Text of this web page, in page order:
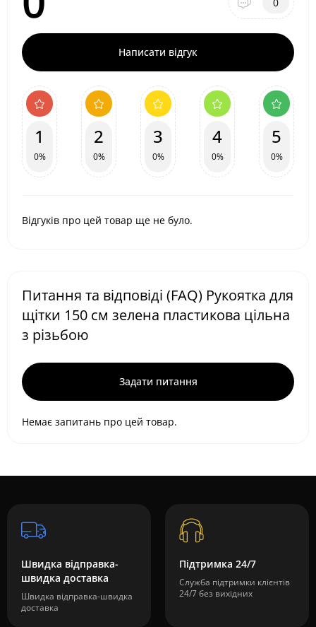
Написати відгук
1
0%
2
0%
3
0%
4
0%
5
0%
Відгуків про цей товар ще не було.
Питання та відповіді (FAQ) Рукоятка для
щітки 150 см зелена пластикова цільна
з різьбою
Задати питання
Немає запитань про цей товар.
Швидка відправка-
швидка доставка
Швидка відправка-швидка
доставка
Підтримка 24/7
Служба підтримки клієнтів
24/7 без вихідних